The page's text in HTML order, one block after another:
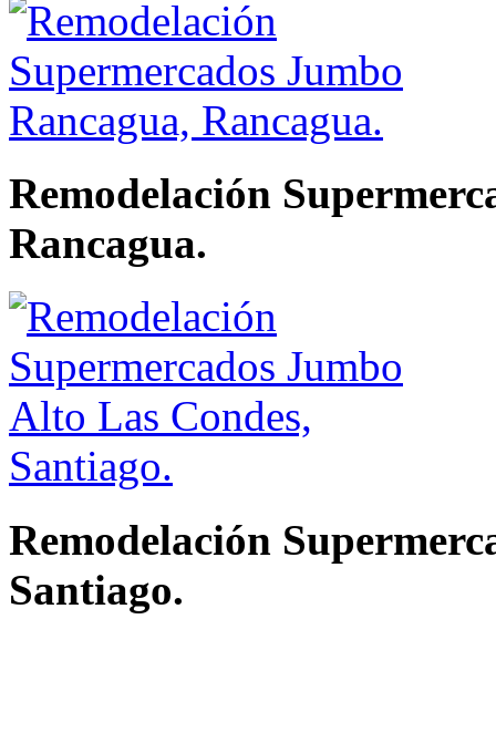
Remodelación
Rancagua.
Remodelación
Santiago.